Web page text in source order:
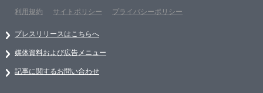
利用規約
サイトポリシー プライバシーポリシー
プレスリリースはこちらへ
媒体資料および広告メニュー
記事に関するお問い合わせ